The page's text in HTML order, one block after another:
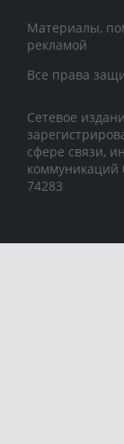
Материалы,
рекламой
Все права
Сетевое
сфере связи,
74283